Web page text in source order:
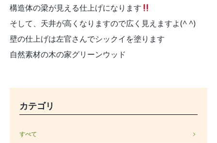
構造体の梁が見える仕上げになります
そして、天井が高くなりますので広く見えますよ(^ ^)
壁の仕上げは左官さんでシックイを塗ります
自然素材の木の家グリーンウッド
カテゴリ
すべて